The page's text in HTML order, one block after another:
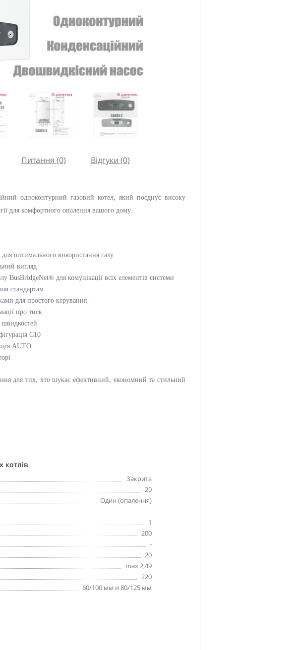
Питання (0) Відгуки (0)
одноконтурний газовий котел, який поєднує високу
для комфортного опалення вашого дому.
для оптимального використання газу
вигляд
BusBridgeNet® для комунікації всіх елементів системи
стандартам
для простого керування
про тиск
C10
AUTO
для тих, хто шукає ефективний, економний та стильний
котлів
Закрита
20
Один (опалення)
-
1
200
-
20
max 2,49
220
60/100 мм и 80/125 мм